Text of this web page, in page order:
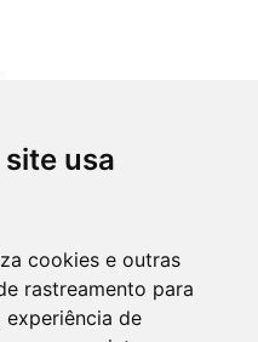
usa
cookies e outras
rastreamento para
experiência de
DO SUL